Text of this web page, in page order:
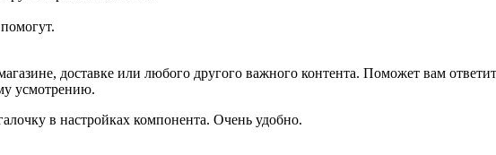
доставке или любого другого важного контента. Поможет вам
усмотрению.
в настройках компонента. Очень удобно.